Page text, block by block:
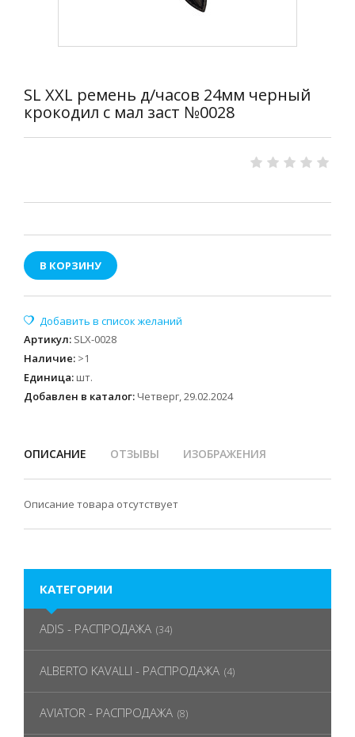
SL XXL ремень д/часов 24мм черный
крокодил с мал заст №0028
В КОРЗИНУ
Артикул: SLX-0028
Наличие: >1
Единица: шт.
Добавлен в каталог: Четверг, 29.02.2024
ОПИСАНИЕ ОТЗЫВЫ ИЗОБРАЖЕНИЯ
Описание товара отсутствует
КАТЕГОРИИ
ADIS - РАСПРОДАЖА (34)
ALBERTO KAVALLI - РАСПРОДАЖА (4)
AVIATOR - РАСПРОДАЖА (8)